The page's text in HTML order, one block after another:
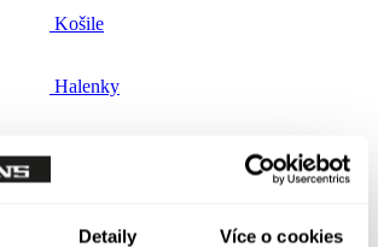
Detaily Více o cookies
Košile
Halenky
Vše v kategorii Svetry a mikiny